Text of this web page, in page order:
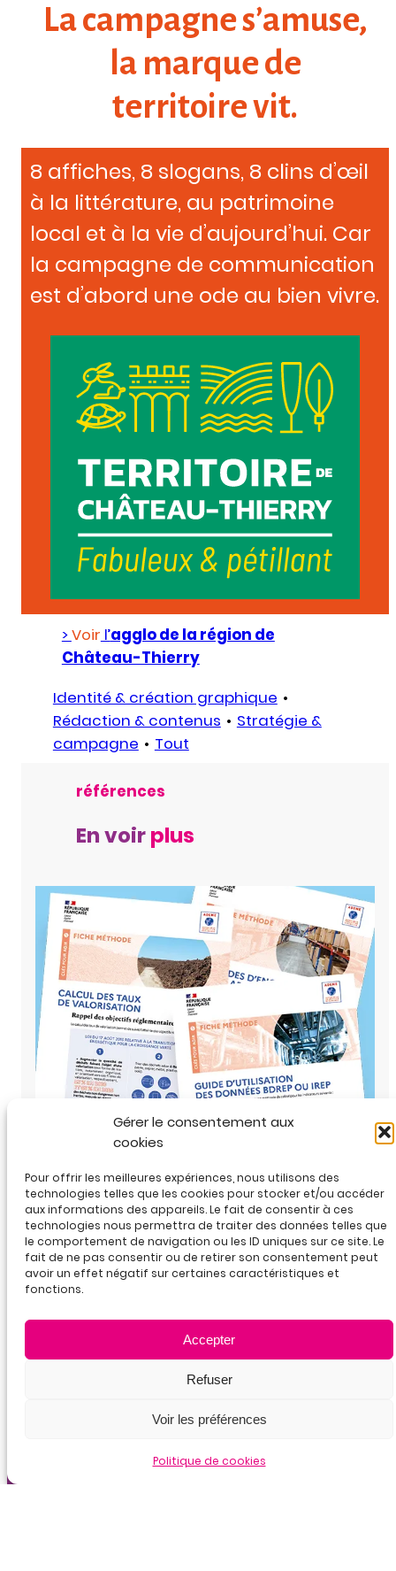
Gérer le consentement aux
cookies
Pour offrir les meilleures expériences, nous utilisons des
technologies telles que les cookies pour stocker et/ou accéder
aux informations des appareils. Le fait de consentir à ces
technologies nous permettra de traiter des données telles que
le comportement de navigation ou les ID uniques sur ce site. Le
fait de ne pas consentir ou de retirer son consentement peut
avoir un effet négatif sur certaines caractéristiques et
fonctions.
Accepter
Refuser
Voir les préférences
Politique de cookies
La campagne s’amuse,
la marque de
territoire vit.
8 affiches, 8 slogans, 8 clins d’œil
à la littérature, au patrimoine
local et à la vie d’aujourd’hui. Car
la campagne de communication
est d’abord une ode au bien vivre.
>Voir l’agglo de la région de
Château-Thierry
Identité & création graphique
Rédaction & contenus
Stratégie &
campagne
Tout
références
En voirplus
04 78 85 00 15 / nous écrire